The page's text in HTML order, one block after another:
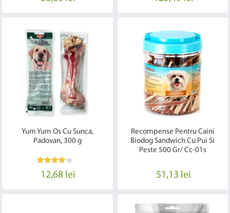
Yum Yum Os Cu Sunca,
Padovan, 300 g
12,68 lei
Recompense Pentru Caini
Biodog Sandwich Cu Pui Si
Peste 500 Gr/ Cc-01s
51,13 lei